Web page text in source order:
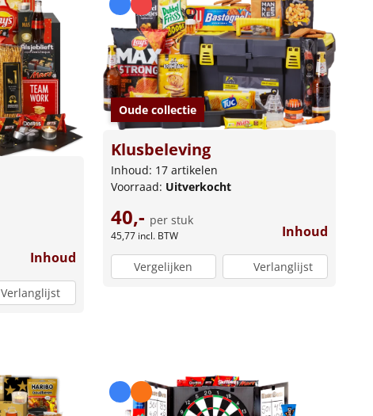
Inhoud
Verlanglijst
Oude collectie
Klusbeleving
Inhoud: 17 artikelen
Voorraad: Uitverkocht
40,- per stuk
45,77 incl. BTW Inhoud
Vergelijken Verlanglijst